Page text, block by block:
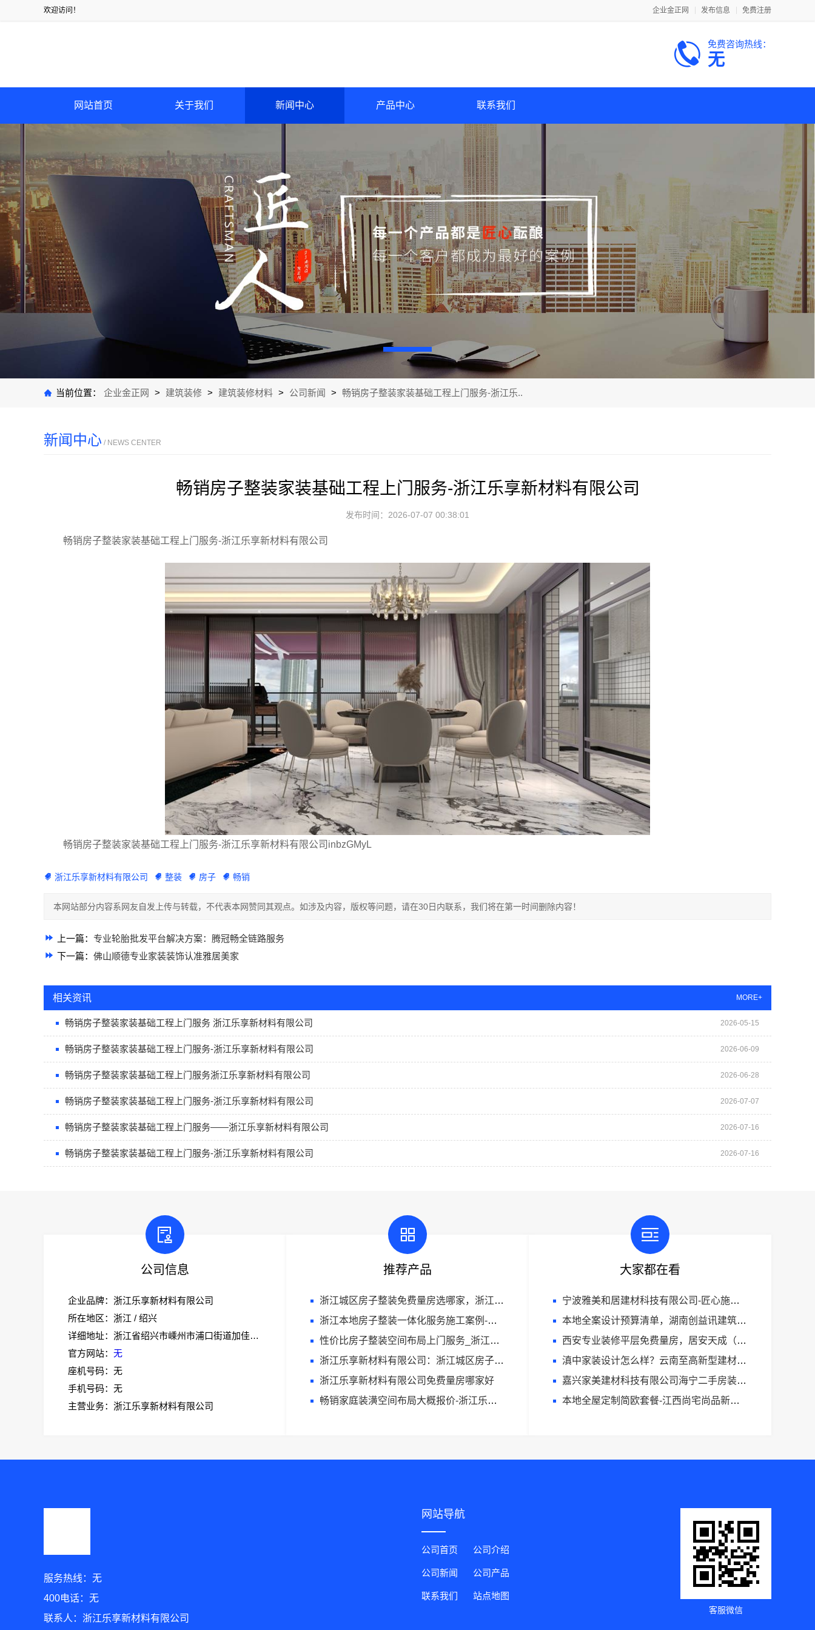
欢迎访问！ 企业金正网 发布信息 免费注册
免费咨询热线：
无
网站首页 关于我们 新闻中心 产品中心 联系我们
当前位置： 企业金正网 > 建筑装修 > 建筑装修材料 > 公司新闻 > 畅销房子整装家装基础工程上门服务-浙江乐..
新闻中心 / NEWS CENTER
畅销房子整装家装基础工程上门服务-浙江乐享新材料有限公司
发布时间：2026-07-07 00:38:01
畅销房子整装家装基础工程上门服务-浙江乐享新材料有限公司
畅销房子整装家装基础工程上门服务-浙江乐享新材料有限公司inbzGMyL
浙江乐享新材料有限公司 整装 房子 畅销
本网站部分内容系网友自发上传与转载，不代表本网赞同其观点。如涉及内容，版权等问题，请在30日内联系，我们将在第一时间删除内容！
上一篇： 专业轮胎批发平台解决方案：腾冠畅全链路服务
下一篇： 佛山顺德专业家装装饰认准雅居美家
相关资讯 MORE+
畅销房子整装家装基础工程上门服务 浙江乐享新材料有限公司 2026-05-15
畅销房子整装家装基础工程上门服务-浙江乐享新材料有限公司 2026-06-09
畅销房子整装家装基础工程上门服务浙江乐享新材料有限公司 2026-06-28
畅销房子整装家装基础工程上门服务-浙江乐享新材料有限公司 2026-07-07
畅销房子整装家装基础工程上门服务——浙江乐享新材料有限公司 2026-07-16
畅销房子整装家装基础工程上门服务-浙江乐享新材料有限公司 2026-07-16
公司信息
企业品牌：浙江乐享新材料有限公司
所在地区：浙江 / 绍兴
详细地址：浙江省绍兴市嵊州市浦口街道加佳路1号305室
官方网站： 无
座机号码：无
手机号码：无
主营业务：浙江乐享新材料有限公司
推荐产品
浙江城区房子整装免费量房选哪家，浙江乐享新材料有限公司
浙江本地房子整装一体化服务施工案例-浙江乐享新材料有限公司
性价比房子整装空间布局上门服务_浙江乐享新材料有限公司
浙江乐享新材料有限公司：浙江城区房子整装免费量房选哪家
浙江乐享新材料有限公司免费量房哪家好
畅销家庭装潢空间布局大概报价-浙江乐享新材料有限公司
大家都在看
宁波雅美和居建材科技有限公司-匠心施工家装施工对接渠道
本地全案设计预算清单，湖南创益讯建筑有限公司透明公开
西安专业装修平层免费量房，居安天成（西安）建筑工程有限责任公司
滇中家装设计怎么样？云南至高新型建材有限公司口碑佳
嘉兴家美建材科技有限公司海宁二手房装潢施工，一站式省心服务
本地全屋定制简欧套餐-江西尚宅尚品新型环保材料有限公司
服务热线：无
400电话：无
联系人：浙江乐享新材料有限公司
网站导航
公司首页 公司介绍
公司新闻 公司产品
联系我们 站点地图
客服微信